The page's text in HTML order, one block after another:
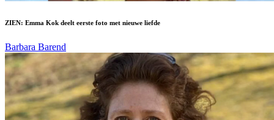
ZIEN: Emma Kok deelt eerste foto met nieuwe liefde
Barbara Barend